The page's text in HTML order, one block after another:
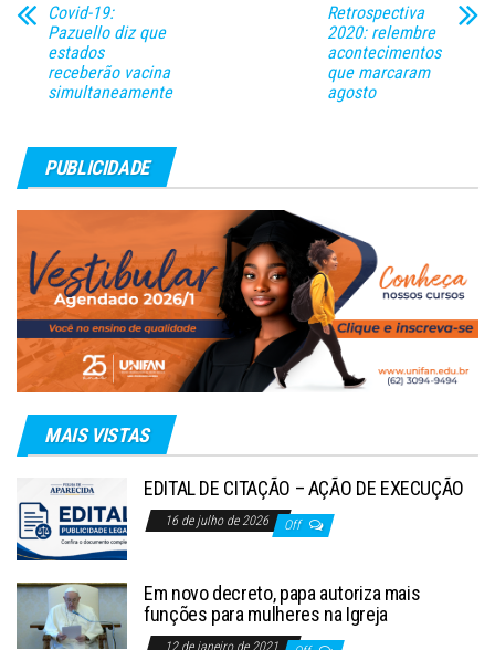
Covid-19:
Pazuello diz que
estados
receberão vacina
simultaneamente
Retrospectiva
2020: relembre
acontecimentos
que marcaram
agosto
PUBLICIDADE
MAIS VISTAS
EDITAL DE CITAÇÃO – AÇÃO DE EXECUÇÃO
16 de julho de 2026 Off
Em novo decreto, papa autoriza mais
funções para mulheres na Igreja
12 de janeiro de 2021